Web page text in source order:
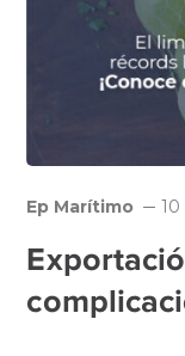
Ep Marítimo 10